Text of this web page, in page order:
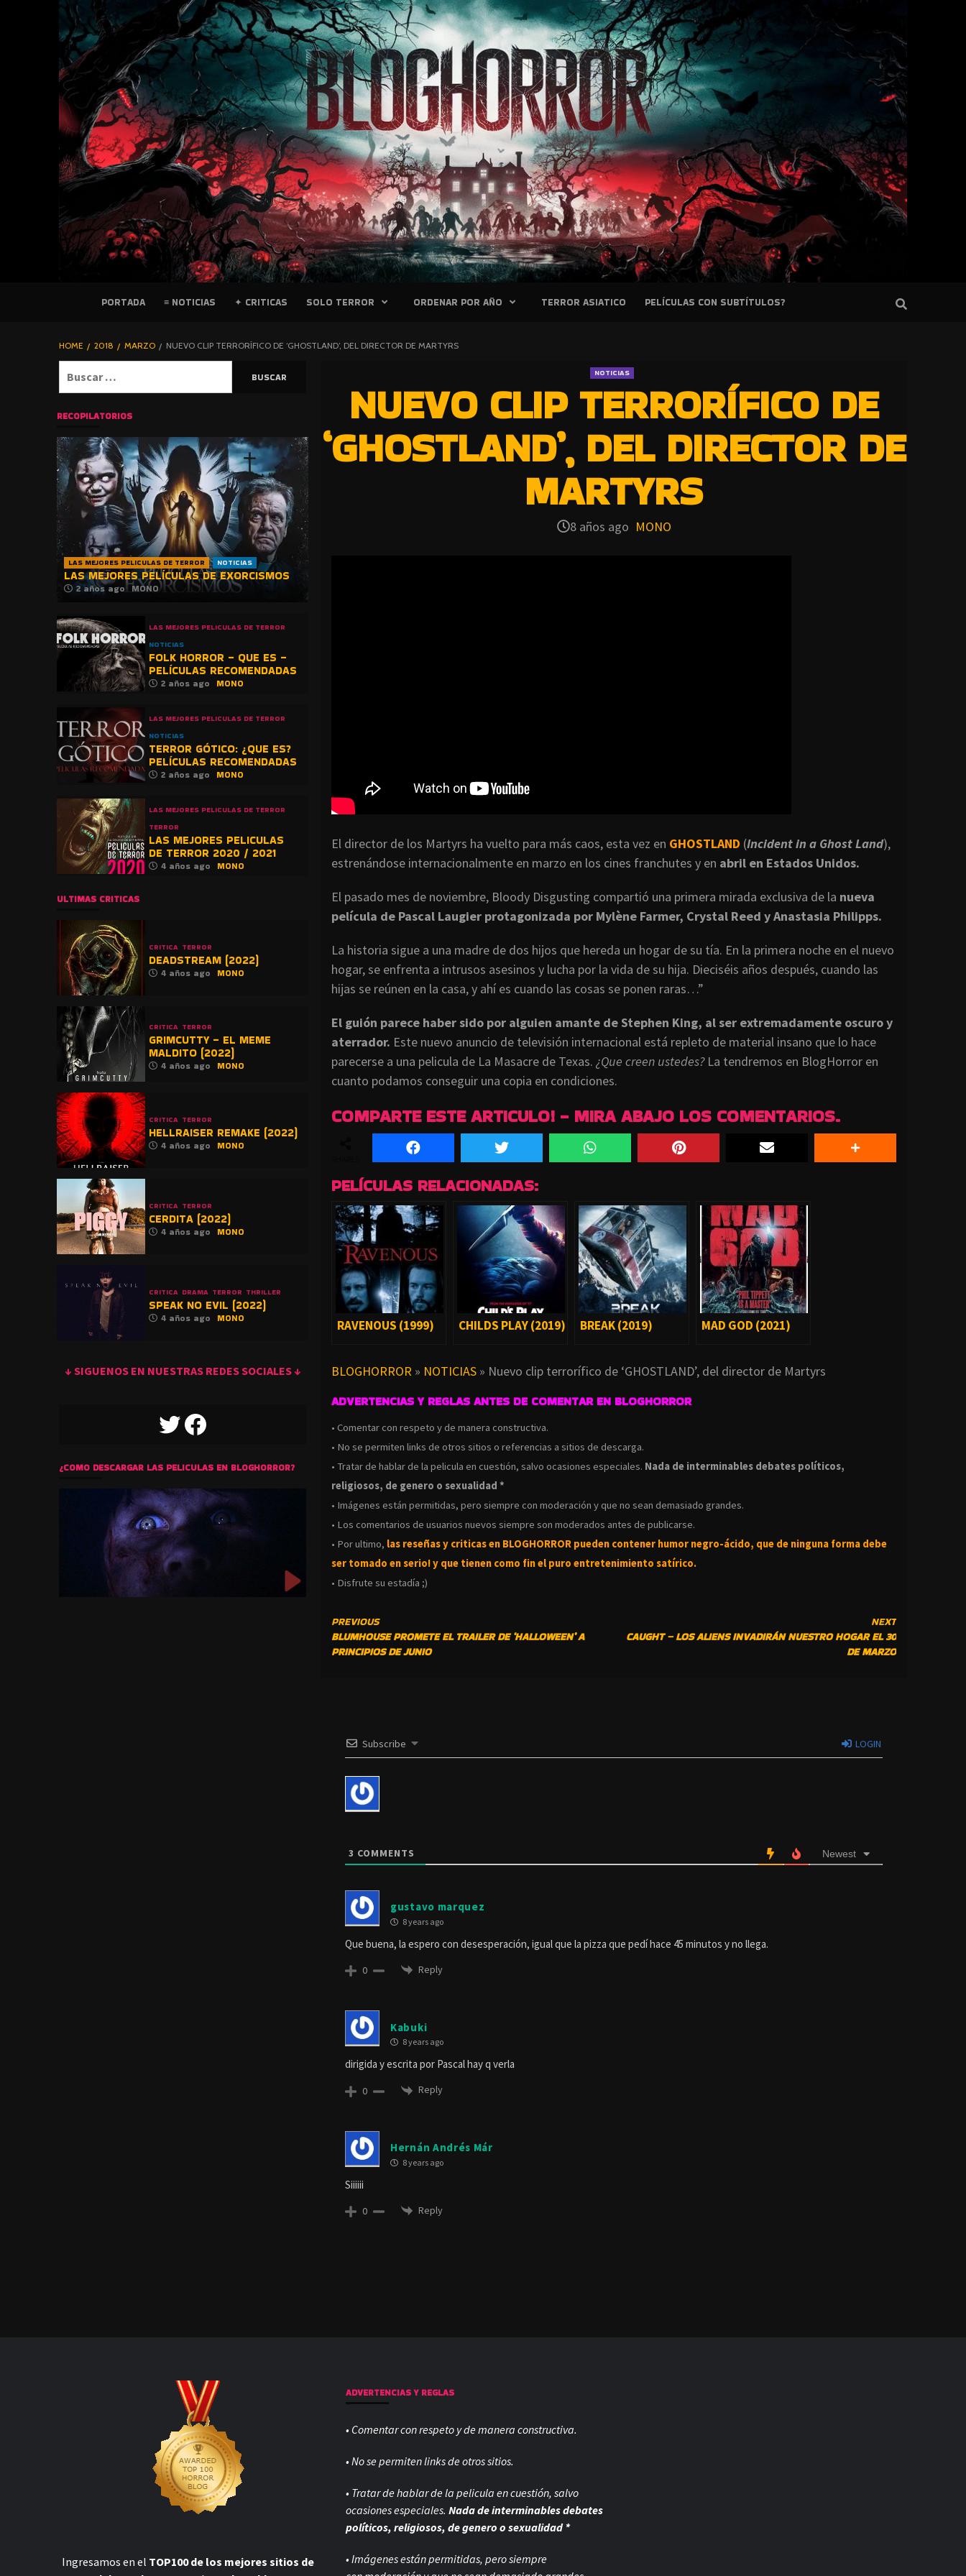
PELICULAS
BLOGHORROR
⋆
PORTADA ≡ NOTICIAS ✦ CRITICAS SOLO TERROR ORDENAR POR AÑO TERROR ASIATICO PELÍCULAS CON SUBTÍTULOS?
HOME 2018 MARZO NUEVO CLIP TERRORÍFICO DE ‘GHOSTLAND’, DEL DIRECTOR DE MARTYRS
NOTICIAS
NUEVO CLIP TERRORÍFICO DE
‘GHOSTLAND’, DEL DIRECTOR DE
MARTYRS
8 años ago MONO
El director de los Martyrs ha vuelto para más caos, esta vez en GHOSTLAND (Incident in a Ghost Land),
estrenándose internacionalmente en marzo en los cines franchutes y en abril en Estados Unidos.
El pasado mes de noviembre, Bloody Disgusting compartió una primera mirada exclusiva de la nueva
película de Pascal Laugier protagonizada por Mylène Farmer, Crystal Reed y Anastasia Philipps.
La historia sigue a una madre de dos hijos que hereda un hogar de su tía. En la primera noche en el nuevo
hogar, se enfrenta a intrusos asesinos y lucha por la vida de su hija. Dieciséis años después, cuando las
hijas se reúnen en la casa, y ahí es cuando las cosas se ponen raras…”
El guión parece haber sido por alguien amante de Stephen King, al ser extremadamente oscuro y
aterrador. Este nuevo anuncio de televisión internacional está repleto de material insano que lo hace
parecerse a una pelicula de La Masacre de Texas. ¿Que creen ustedes?La tendremos en BlogHorror en
cuanto podamos conseguir una copia en condiciones.
COMPARTE ESTE ARTICULO! - MIRA ABAJO LOS COMENTARIOS.
PELÍCULAS RELACIONADAS:
RAVENOUS (1999) CHILDS PLAY (2019) BREAK (2019) MAD GOD (2021)
BLOGHORROR » NOTICIAS » Nuevo clip terrorífico de ‘GHOSTLAND’, del director de Martyrs
ADVERTENCIAS Y REGLAS ANTES DE COMENTAR EN BLOGHORROR
• Comentar con respeto y de manera constructiva.
• No se permiten links de otros sitios o referencias a sitios de descarga.
• Tratar de hablar de la pelicula en cuestión, salvo ocasiones especiales. Nada de interminables debates políticos,
religiosos, de genero o sexualidad *
• Imágenes están permitidas, pero siempre con moderación y que no sean demasiado grandes.
• Los comentarios de usuarios nuevos siempre son moderados antes de publicarse.
• Por ultimo, las reseñas y criticas en BLOGHORROR pueden contener humor negro-ácido, que de ninguna forma debe
ser tomado en serio! y que tienen como fin el puro entretenimiento satírico.
• Disfrute su estadía ;)
CONTINUE
READING
PREVIOUS
BLUMHOUSE PROMETE EL TRAILER DE ‘HALLOWEEN’ A
PRINCIPIOS DE JUNIO
NEXT
CAUGHT – LOS ALIENS INVADIRÁN NUESTRO HOGAR EL 30
DE MARZO
Subscribe LOGIN
3 COMMENTS Newest
gustavo marquez
8 years ago
Que buena, la espero con desesperación, igual que la pizza que pedí hace 45 minutos y no llega.
0 Reply
Kabuki
8 years ago
dirigida y escrita por Pascal hay q verla
0 Reply
Hernán Andrés Már
8 years ago
Siiiiii
0 Reply
RECOPILATORIOS
LAS MEJORES PELICULAS DE TERROR NOTICIAS
LAS MEJORES PELÍCULAS DE EXORCISMOS
2 años ago MONO
LAS MEJORES PELICULAS DE TERROR
NOTICIAS
FOLK HORROR – QUE ES –
PELÍCULAS RECOMENDADAS
2 años ago MONO
LAS MEJORES PELICULAS DE TERROR
NOTICIAS
TERROR GÓTICO: ¿QUE ES?
PELÍCULAS RECOMENDADAS
2 años ago MONO
LAS MEJORES PELICULAS DE TERROR
TERROR
LAS MEJORES PELICULAS
DE TERROR 2020 / 2021
4 años ago MONO
ULTIMAS CRITICAS
CRITICA TERROR
DEADSTREAM (2022)
4 años ago MONO
CRITICA TERROR
GRIMCUTTY – EL MEME
MALDITO (2022)
4 años ago MONO
CRITICA TERROR
HELLRAISER REMAKE (2022)
4 años ago MONO
CRITICA TERROR
CERDITA (2022)
4 años ago MONO
CRITICA DRAMA TERROR THRILLER
SPEAK NO EVIL (2022)
4 años ago MONO
↓ SIGUENOS EN NUESTRAS REDES SOCIALES ↓
TWITTERFACEBOOK
¿COMO DESCARGAR LAS PELICULAS EN BLOGHORROR?
Ingresamos en el TOP100 de los mejores sitios de
ADVERTENCIAS Y REGLAS
• Comentar con respeto y de manera constructiva.
• No se permiten links de otros sitios.
• Tratar de hablar de la pelicula en cuestión, salvo
ocasiones especiales.Nada de interminables debates
políticos, religiosos, de genero o sexualidad *
• Imágenes están permitidas, pero siempre